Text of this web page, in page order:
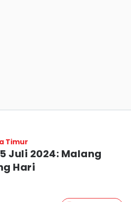
Timur
Juli 2024: Malang
Hari